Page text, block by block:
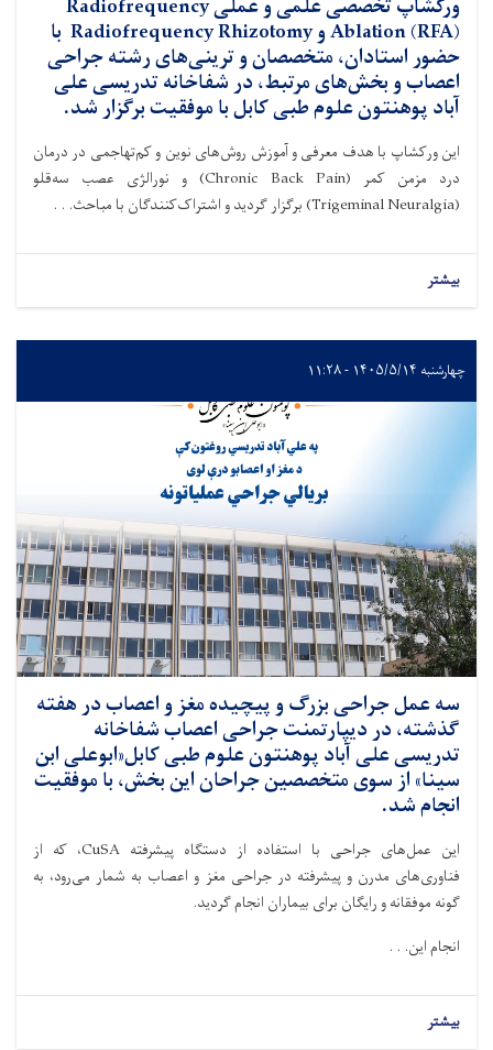
ورکشاپ تخصصی علمی و عملی Radiofrequency
Ablation (RFA) و Radiofrequency Rhizotomy با
حضور استادان، متخصصان و ترینی‌های رشته جراحی
اعصاب و بخش‌های مرتبط، در شفاخانه تدریسی علی
آباد پوهنتون علوم طبی کابل با موفقیت برگزار شد.
این ورکشاپ با هدف معرفی و آموزش روش‌های نوین و کم‌تهاجمی در درمان
درد مزمن کمر (Chronic Back Pain) و نورالژی عصب سه‌قلو
(Trigeminal Neuralgia) برگزار گردید و اشتراک‌کنندگان با مباحث. . .
بیشتر
چهارشنبه ۱۴۰۵/۵/۱۴ - ۱۱:۲۸
سه عمل جراحی بزرگ و پیچیده مغز و اعصاب در هفته
گذشته، در دیپارتمنت جراحی اعصاب شفاخانه
تدریسی علی آباد پوهنتون علوم طبی کابل«ابوعلی ابن
سینا» از سوی متخصصین جراحان این بخش، با موفقیت
انجام شد.
این عمل‌های جراحی با استفاده از دستگاه پیشرفته CuSA، که از
فناوری‌های مدرن و پیشرفته در جراحی مغز و اعصاب به شمار می‌رود، به
گونه موفقانه و رایگان برای بیماران انجام گردید.
انجام این. . .
بیشتر